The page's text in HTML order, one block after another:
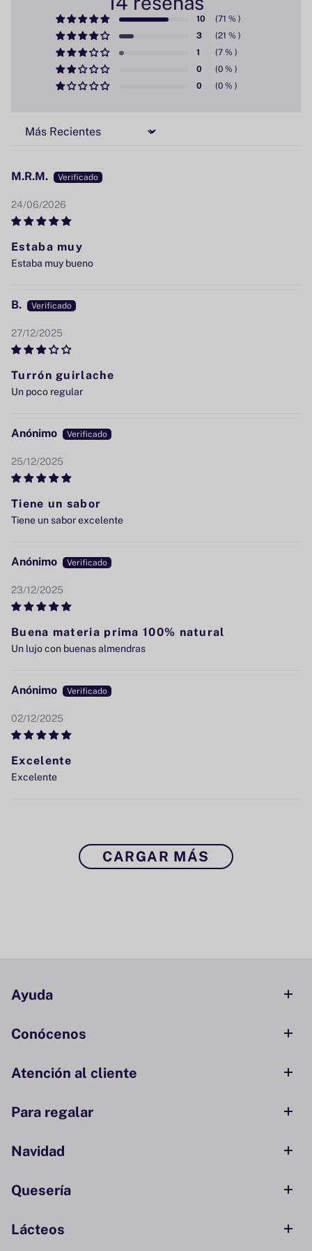
10
3
1
0
0
Sort by
24/06/2026
M.R.M.
Estaba muy
Estaba muy bueno
27/12/2025
B.
Turrón guirlache
Un poco regular
25/12/2025
Anónimo
Tiene un sabor
Tiene un sabor excelente
23/12/2025
Anónimo
Buena materia prima 100% natural
Un lujo con buenas almendras
02/12/2025
Anónimo
Excelente
Excelente
CARGAR MÁS
Ayuda
Conócenos
Atención al cliente
Para regalar
Navidad
Quesería
Lácteos